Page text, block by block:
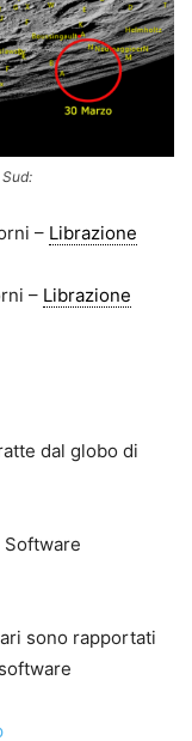
– Librazione
– Librazione
dal globo di
Software
sono rapportati